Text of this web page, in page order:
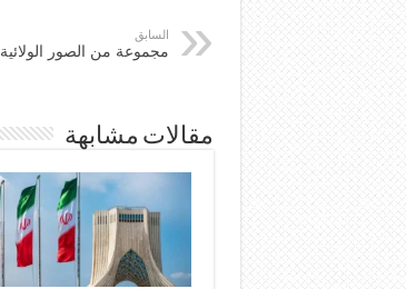
السابق
مجموعة من الصور الولائية
مقالات مشابهة